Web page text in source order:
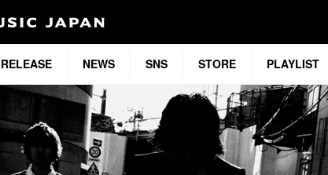
RELEASE NEWS SNS STORE PLAYLIST